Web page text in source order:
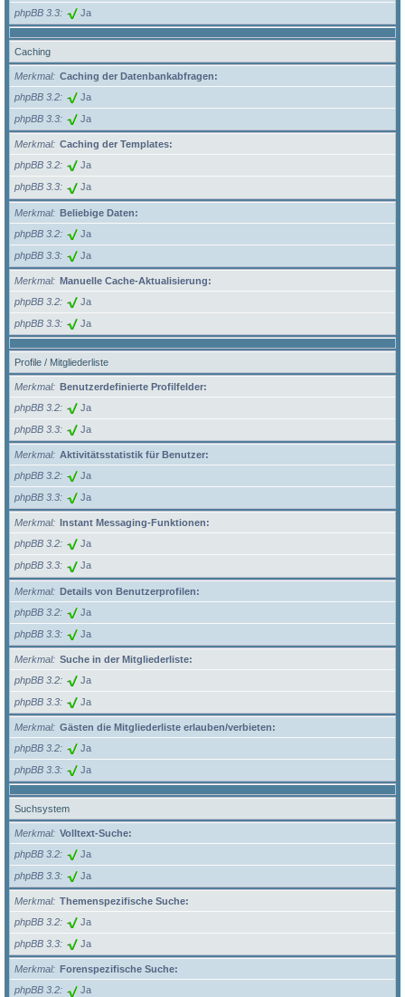
phpBB 3.3 Ja
Caching
Merkmal
Caching der Datenbankabfragen:
phpBB 3.2
Ja
phpBB 3.3 Ja
Merkmal
Caching der Templates:
phpBB 3.2
Ja
phpBB 3.3 Ja
Merkmal
Beliebige Daten:
phpBB 3.2
Ja
phpBB 3.3 Ja
Merkmal
Manuelle Cache-Aktualisierung:
phpBB 3.2
Ja
phpBB 3.3 Ja
Profile / Mitgliederliste
Merkmal
Benutzerdefinierte Profilfelder:
phpBB 3.2
Ja
phpBB 3.3 Ja
Merkmal
Aktivitätsstatistik für Benutzer:
phpBB 3.2
Ja
phpBB 3.3 Ja
Merkmal
Instant Messaging-Funktionen:
phpBB 3.2
Ja
phpBB 3.3 Ja
Merkmal
Details von Benutzerprofilen:
phpBB 3.2
Ja
phpBB 3.3 Ja
Merkmal
Suche in der Mitgliederliste:
phpBB 3.2
Ja
phpBB 3.3 Ja
Merkmal
Gästen die Mitgliederliste erlauben/verbieten:
phpBB 3.2
Ja
phpBB 3.3 Ja
Suchsystem
Merkmal
Volltext-Suche:
phpBB 3.2
Ja
phpBB 3.3 Ja
Merkmal
Themenspezifische Suche:
phpBB 3.2
Ja
phpBB 3.3 Ja
Merkmal
Forenspezifische Suche:
phpBB 3.2
Ja